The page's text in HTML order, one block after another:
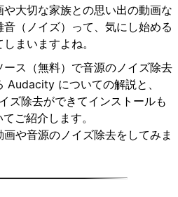
大切な家族との思い出の動画な
（ノイズ）って、気にし始める
まいますよね。
ス（無料）で音源のノイズ除去
Audacity についての解説と、
ズ除去ができてインストールも
ご紹介します。
や音源のノイズ除去をしてみま